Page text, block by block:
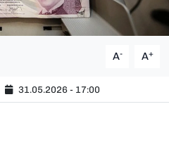
A- A+
31.05.2026 - 17:00